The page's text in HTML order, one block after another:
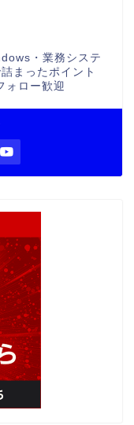
・業務システ
まったポイント
ォロー歓迎